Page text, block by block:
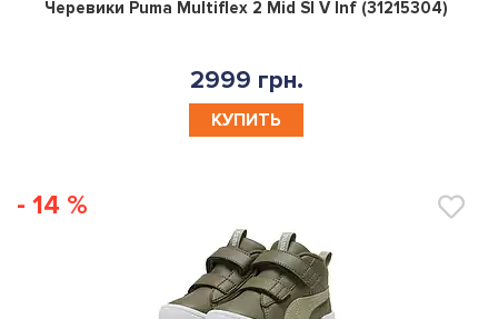
Черевики Puma Multiflex 2 Mid Sl V Inf (31215304)
2999 грн.
КУПИТЬ
- 14 %